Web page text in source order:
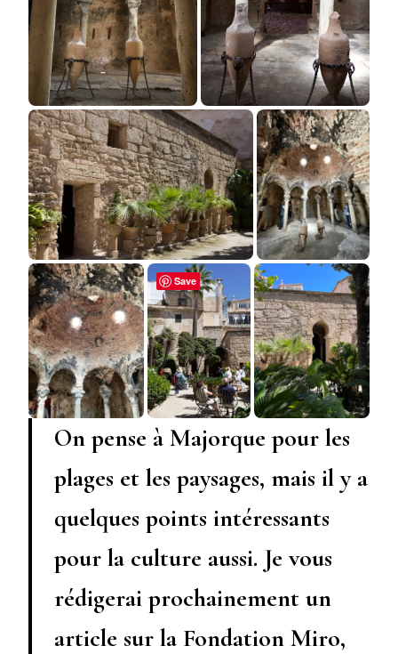
On pense à Majorque pour les
plages et les paysages, mais il y a
quelques points intéressants
pour la culture aussi. Je vous
rédigerai prochainement un
article sur la Fondation Miro,
Save